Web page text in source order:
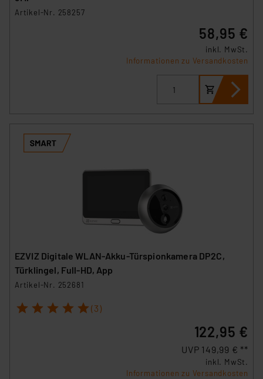
Artikel-Nr. 258257
58,95 €
inkl. MwSt.
Informationen zu Versandkosten
EZVIZ Digitale WLAN-Akku-Türspionkamera DP2C,
Türklingel, Full-HD, App
Artikel-Nr. 252681
1 2 3 4 5 (3)
122,95 €
UVP 149,99 € **
inkl. MwSt.
Informationen zu Versandkosten